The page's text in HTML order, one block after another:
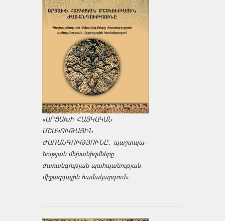
«ԱՐՑԱԽԻ ՀԱՅԿԱԿԱՆ
ՄՇԱԿՈՒԹԱՅԻՆ
ԺԱՌԱՆԳՈՒԹՅՈՒՆԸ․ պաշտպա­
նության մեխանիզմները
ժառանգության պահպանության
միջազ­գային համակարգում»